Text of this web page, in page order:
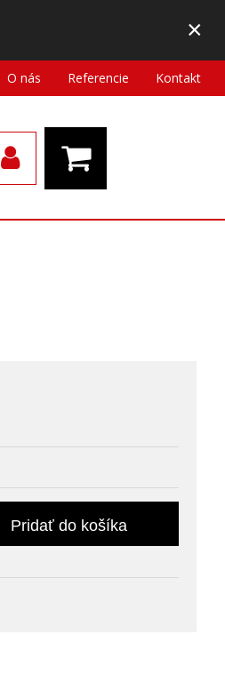
×
O nás Referencie Kontakt
Pridať do košíka